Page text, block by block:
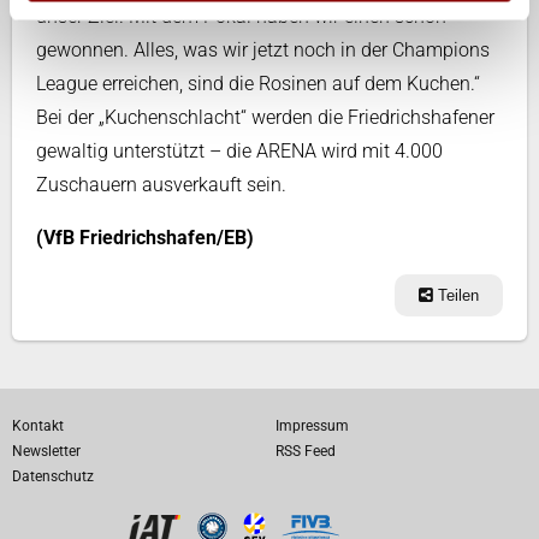
unser Ziel. Mit dem Pokal haben wir einen schon
gewonnen. Alles, was wir jetzt noch in der Champions
League erreichen, sind die Rosinen auf dem Kuchen.“
Bei der „Kuchenschlacht“ werden die Friedrichshafener
gewaltig unterstützt – die ARENA wird mit 4.000
Zuschauern ausverkauft sein.
(VfB Friedrichshafen/EB)
Teilen
Kontakt
Impressum
Newsletter
RSS Feed
Datenschutz